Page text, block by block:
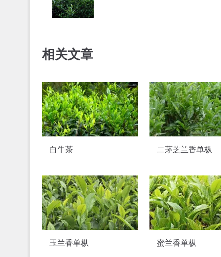
相关文章
白牛茶 二茅芝兰香单枞
玉兰香单枞 蜜兰香单枞